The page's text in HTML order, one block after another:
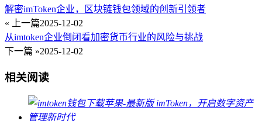
解密imToken企业，区块链钱包领域的创新引领者
« 上一篇2025-12-02
从imtoken企业倒闭看加密货币行业的风险与挑战
下一篇 »2025-12-02
相关阅读